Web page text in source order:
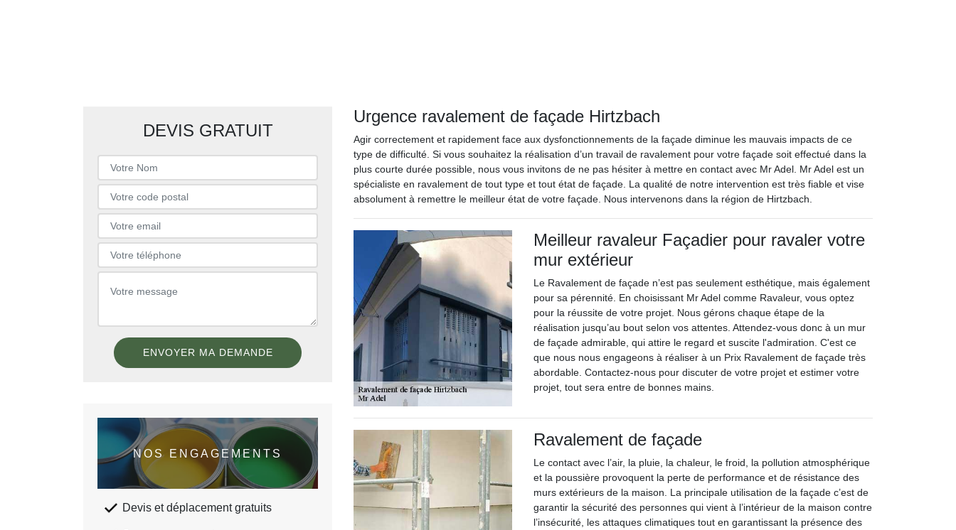
DEVIS GRATUIT
NOS ENGAGEMENTS
Devis et déplacement gratuits
Urgence ravalement de façade Hirtzbach
Agir correctement et rapidement face aux dysfonctionnements de la façade diminue les mauvais impacts de ce
type de difficulté. Si vous souhaitez la réalisation d’un travail de ravalement pour votre façade soit effectué dans la
plus courte durée possible, nous vous invitons de ne pas hésiter à mettre en contact avec Mr Adel. Mr Adel est un
spécialiste en ravalement de tout type et tout état de façade. La qualité de notre intervention est très fiable et vise
absolument à remettre le meilleur état de votre façade. Nous intervenons dans la région de Hirtzbach.
Meilleur ravaleur Façadier pour ravaler votre
mur extérieur
Le Ravalement de façade n’est pas seulement esthétique, mais également
pour sa pérennité. En choisissant Mr Adel comme Ravaleur, vous optez
pour la réussite de votre projet. Nous gérons chaque étape de la
réalisation jusqu’au bout selon vos attentes. Attendez-vous donc à un mur
de façade admirable, qui attire le regard et suscite l'admiration. C'est ce
que nous nous engageons à réaliser à un Prix Ravalement de façade très
abordable. Contactez-nous pour discuter de votre projet et estimer votre
projet, tout sera entre de bonnes mains.
Ravalement de façade
Le contact avec l’air, la pluie, la chaleur, le froid, la pollution atmosphérique
et la poussière provoquent la perte de performance et de résistance des
murs extérieurs de la maison. La principale utilisation de la façade c’est de
garantir la sécurité des personnes qui vient à l’intérieur de la maison contre
l’insécurité, les attaques climatiques tout en garantissant la présence des